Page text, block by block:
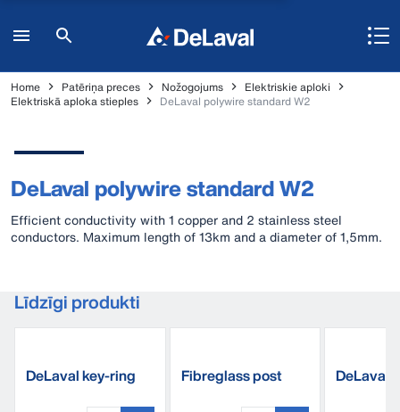
Home Patēriņa preces Nožogojums
Elektriskie aploki
Elektriskā aploka stieples
DeLaval polywire standard W2
DeLaval polywire standard W2
Efficient conductivity with 1 copper and 2 stainless steel
conductors. Maximum length of 13km and a diameter of 1,5mm.
Līdzīgi produkti
DeLaval key-ring Fibreglass post DeLaval